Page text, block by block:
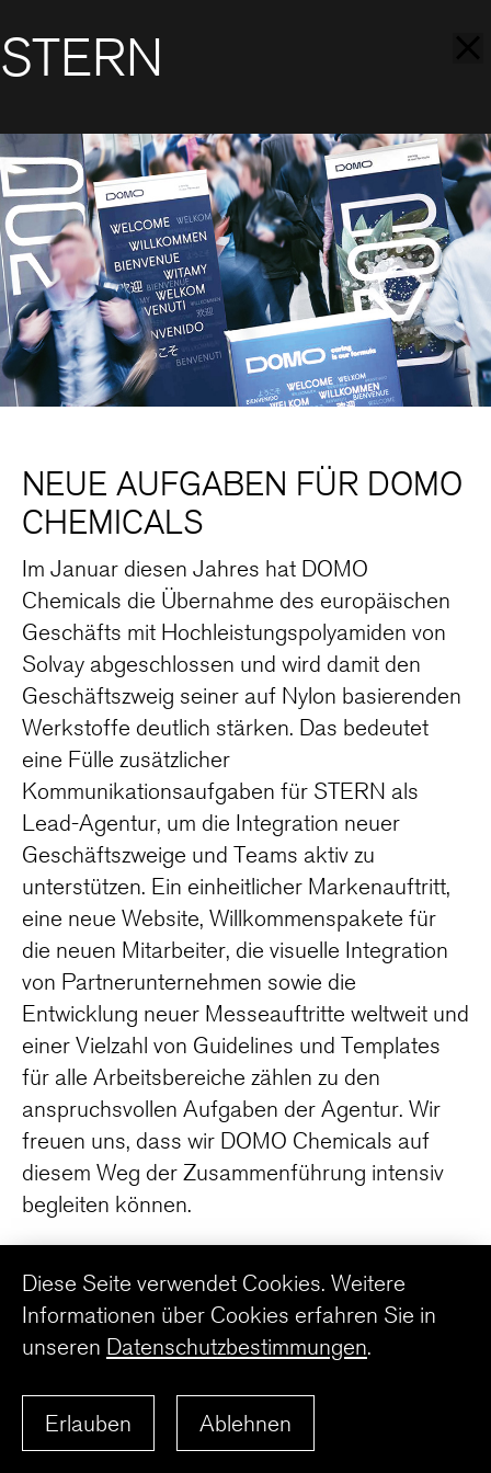
STERN
NEUE AUFGABEN FÜR DOMO
CHEMICALS
Im Januar diesen Jahres hat DOMO
Chemicals die Übernahme des europäischen
Geschäfts mit Hochleistungspolyamiden von
Solvay abgeschlossen und wird damit den
Geschäftszweig seiner auf Nylon basierenden
Werkstoffe deutlich stärken. Das bedeutet
eine Fülle zusätzlicher
Kommunikationsaufgaben für STERN als
Lead-Agentur, um die Integration neuer
Geschäftszweige und Teams aktiv zu
unterstützen. Ein einheitlicher Markenauftritt,
eine neue Website, Willkommenspakete für
die neuen Mitarbeiter, die visuelle Integration
von Partnerunternehmen sowie die
Entwicklung neuer Messeauftritte weltweit und
einer Vielzahl von Guidelines und Templates
für alle Arbeitsbereiche zählen zu den
anspruchsvollen Aufgaben der Agentur. Wir
freuen uns, dass wir DOMO Chemicals auf
diesem Weg der Zusammenführung intensiv
begleiten können.
WWW.DOMOCHEMICALS.COM
ZURÜCK ZUR ÜBERSICHT
Erlauben Ablehnen
Diese Seite verwendet Cookies. Weitere
Informationen über Cookies erfahren Sie in
unseren Datenschutzbestimmungen.